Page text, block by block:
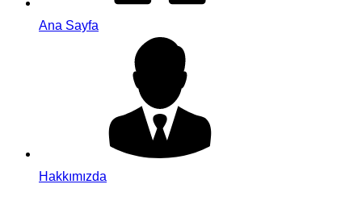
Ana Sayfa
Hakkımızda